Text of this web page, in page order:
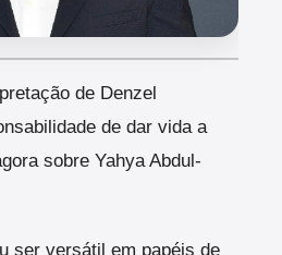
de Denzel
de dar vida a
sobre Yahya Abdul-
ser versátil em papéis de